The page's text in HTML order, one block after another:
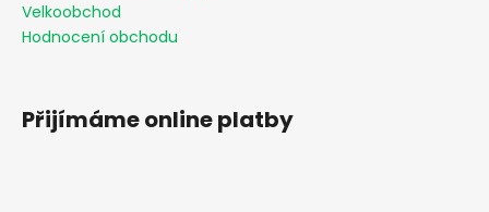
Velkoobchod
Hodnocení obchodu
Přijímáme online platby